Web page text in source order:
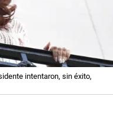
intentaron, sin éxito,